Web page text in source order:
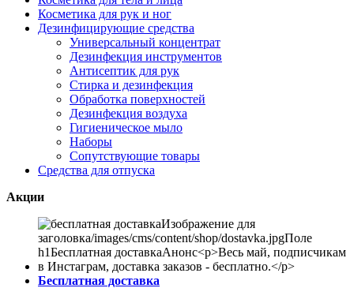
Косметика для рук и ног
Дезинфицирующие средства
Универсальный концентрат
Дезинфекция инструментов
Антисептик для рук
Стирка и дезинфекция
Обработка поверхностей
Дезинфекция воздуха
Гигиеническое мыло
Наборы
Сопутствующие товары
Средства для отпуска
Акции
Бесплатная доставка